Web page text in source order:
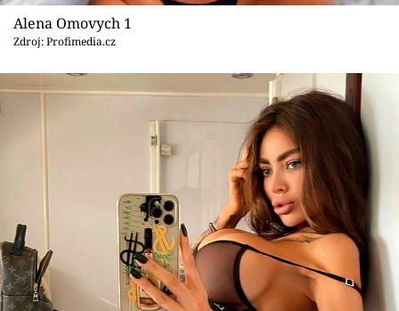
Sledujte nás
Alena Omovych 1
Zdroj: Profimedia.cz